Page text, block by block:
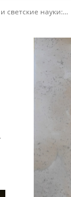
светские науки:...